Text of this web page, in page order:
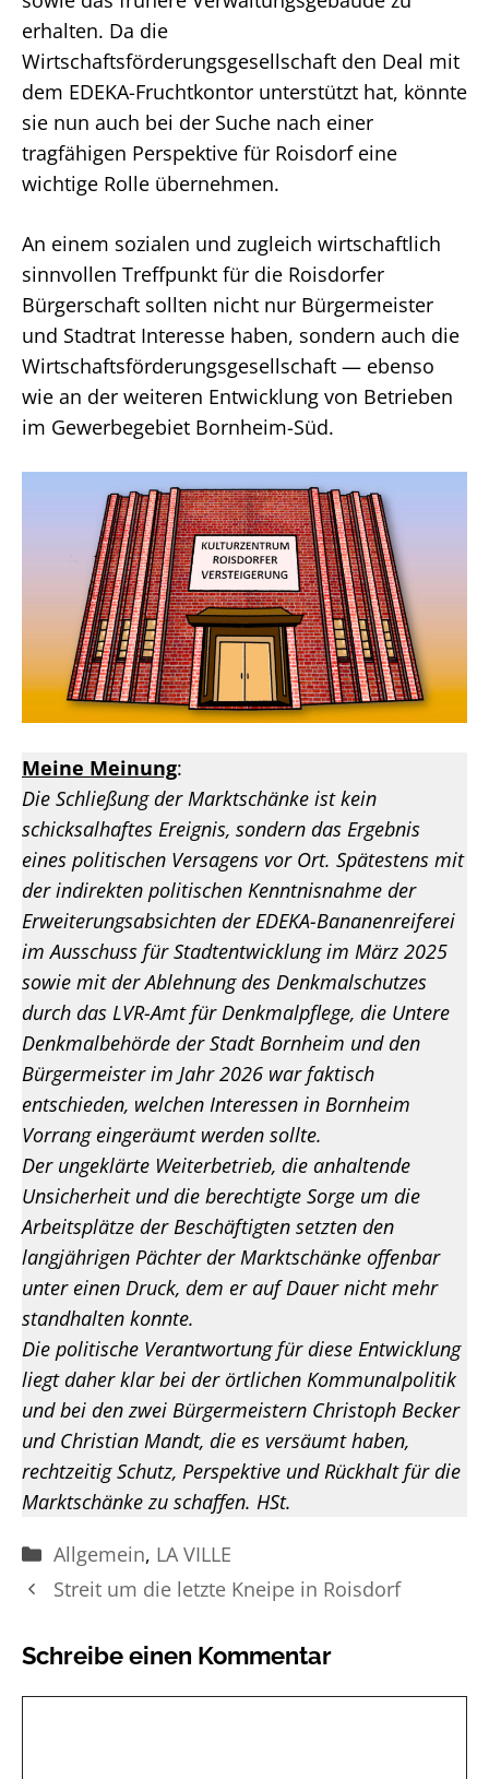
erhalten. Da die
Wirtschaftsförderungsgesellschaft den Deal mit
dem EDEKA-Fruchtkontor unterstützt hat, könnte
sie nun auch bei der Suche nach einer
tragfähigen Perspektive für Roisdorf eine
wichtige Rolle übernehmen.
An einem sozialen und zugleich wirtschaftlich
sinnvollen Treffpunkt für die Roisdorfer
Bürgerschaft sollten nicht nur Bürgermeister
und Stadtrat Interesse haben, sondern auch die
Wirtschaftsförderungsgesellschaft — ebenso
wie an der weiteren Entwicklung von Betrieben
im Gewerbegebiet Bornheim-Süd.
Meine Meinung:
Die Schließung der Marktschänke ist kein
schicksalhaftes Ereignis, sondern das Ergebnis
eines politischen Versagens vor Ort. Spätestens mit
der indirekten politischen Kenntnisnahme der
Erweiterungsabsichten der EDEKA-Bananenreiferei
im Ausschuss für Stadtentwicklung im März 2025
sowie mit der Ablehnung des Denkmalschutzes
durch das LVR-Amt für Denkmalpflege, die Untere
Denkmalbehörde der Stadt Bornheim und den
Bürgermeister im Jahr 2026 war faktisch
entschieden, welchen Interessen in Bornheim
Vorrang eingeräumt werden sollte.
Der ungeklärte Weiterbetrieb, die anhaltende
Unsicherheit und die berechtigte Sorge um die
Arbeitsplätze der Beschäftigten setzten den
langjährigen Pächter der Marktschänke offenbar
unter einen Druck, dem er auf Dauer nicht mehr
standhalten konnte.
Die politische Verantwortung für diese Entwicklung
liegt daher klar bei der örtlichen Kommunalpolitik
und bei den zwei Bürgermeistern Christoph Becker
und Christian Mandt, die es versäumt haben,
rechtzeitig Schutz, Perspektive und Rückhalt für die
Marktschänke zu schaffen. HSt.
Kategorien
Allgemein, LA VILLE
Streit um die letzte Kneipe in Roisdorf
Schreibe einen Kommentar